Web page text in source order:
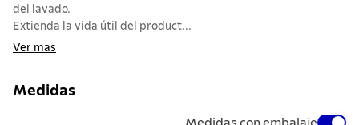
del lavado.
Extienda la vida útil del product...
Ver mas
Medidas